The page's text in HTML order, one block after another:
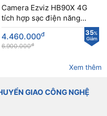
Camera Ezviz HB90X 4G
tích hợp sạc điện năng
lượng mặt trời
35%
Giảm
4.460.000đ
6.900.000đ
Xem thêm
GIAO CÔNG NGHỆ